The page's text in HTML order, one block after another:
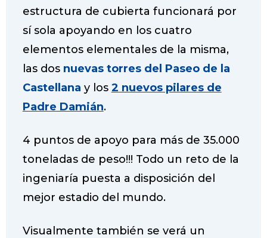
estructura de cubierta funcionará por
sí sola apoyando en los cuatro
elementos elementales de la misma,
las dos nuevas torres del Paseo de la
Castellana y los 2 nuevos pilares de
Padre Damián.
4 puntos de apoyo para más de 35.000
toneladas de peso!!! Todo un reto de la
ingeniaría puesta a disposición del
mejor estadio del mundo.
Visualmente también se verá un